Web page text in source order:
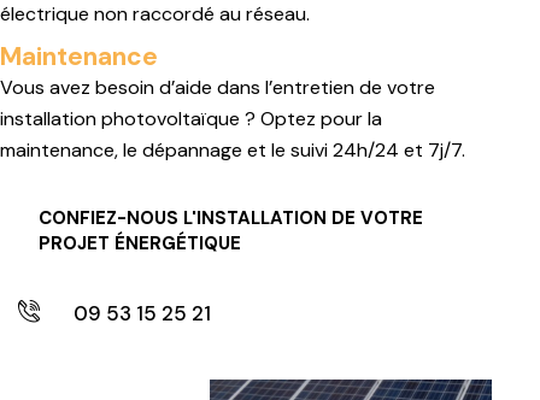
électrique non raccordé au réseau.
Maintenance
Vous avez besoin d’aide dans l’entretien de votre
installation photovoltaïque ? Optez pour la
maintenance, le dépannage et le suivi 24h/24 et 7j/7.
CONFIEZ-NOUS L'INSTALLATION DE VOTRE
PROJET ÉNERGÉTIQUE
09 53 15 25 21